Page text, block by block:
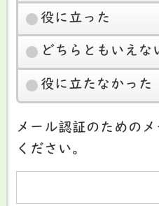
役に立った
どちらともいえな
役に立たなかった
メール認証のための
ください。